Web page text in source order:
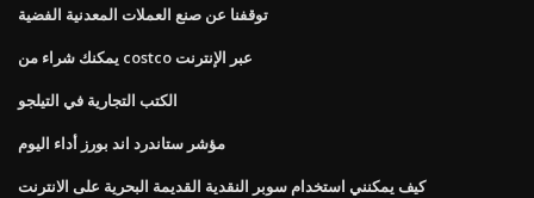
توقفنا عن صنع العملات المعدنية الفضية
يمكنك شراء من costco عبر الإنترنت
الكتب التجارية في التيلجو
مؤشر ستاندرد اند بورز أداء اليوم
كيف يمكنني استخدام سوبر النقدية القديمة البحرية على الانترنت